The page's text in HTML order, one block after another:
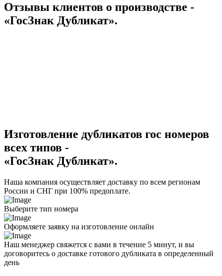
Отзывы клиентов о производстве -
«ГосЗнак Дубликат».
Изготовление дубликатов гос номеров
всех типов -
«ГосЗнак Дубликат».
Наша компания осуществляет доставку по всем регионам
России и СНГ при 100% предоплате.
Выберите тип номера
Оформляете заявку на изготовление онлайн
Наш менеджер свяжется с вами в течение 5 минут, и вы
договоритесь о доставке готового дубликата в определенный
день